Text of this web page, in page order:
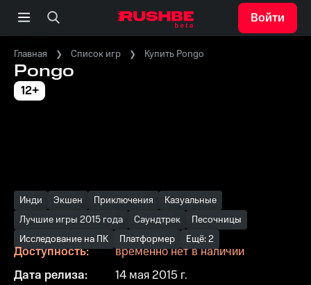
Войти
Главная Список игр Купить Pongo
Pongo
12+
Инди Экшен Приключения
Казуальные
Лучшие игры 2015 года
Саундтрек
Песочницы
Исследование на ПК
Платформер Ещё: 2
Доступность:
временно нет в наличии
Дата релиза:
14 мая 2015 г.